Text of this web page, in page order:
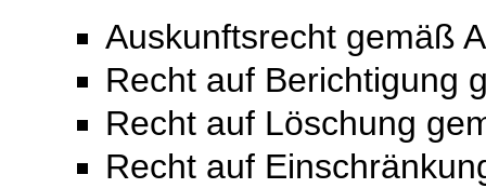
Auskunftsrecht gemäß
Recht auf Berichtigung
Recht auf Löschung
Recht auf